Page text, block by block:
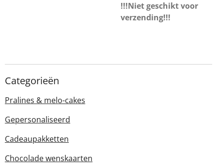
!!!Niet geschikt voor
verzending!!!
Categorieën
Pralines & melo-cakes
Gepersonaliseerd
Cadeaupakketten
Chocolade wenskaarten